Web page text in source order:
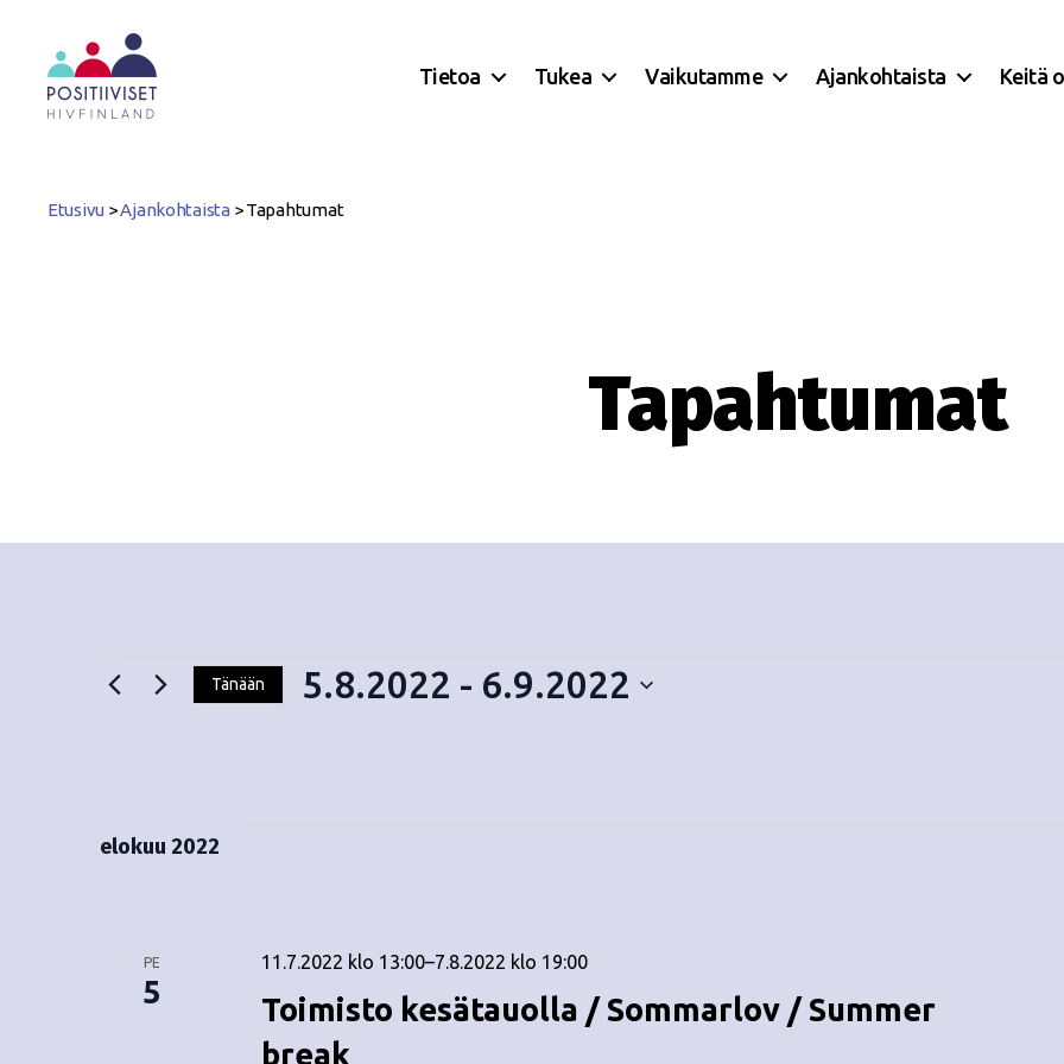
Tietoa Tukea Vaikutamme Ajankohtaista Keitä
Etusivu >Ajankohtaista >Tapahtumat
Tapahtumat
Tänään 5.8.2022 - 6.9.2022
ä
v
elokuu 2022
PE
5
Toimisto kesätauolla / Sommarlov / Summer
break
11.7.2022 klo 13:00–7.8.2022 klo 19:00